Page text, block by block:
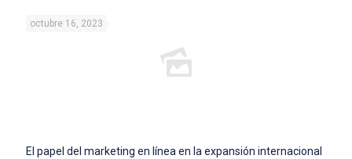
octubre 16, 2023
El papel del marketing en línea en la expansión internacional